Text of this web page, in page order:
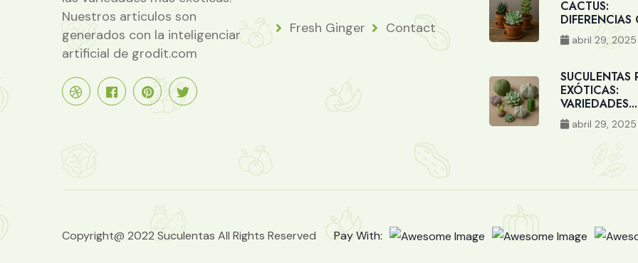
Nuestros articulos son
generados con la inteligenciar
artificial de grodit.com
Fresh Ginger Contact
CACTUS:
DIFERENCIAS
abril 29, 2025
SUCULENTAS
EXÓTICAS:
VARIEDADES...
abril 29, 2025
Copyright@ 2022 Suculentas All Rights Reserved Pay With: